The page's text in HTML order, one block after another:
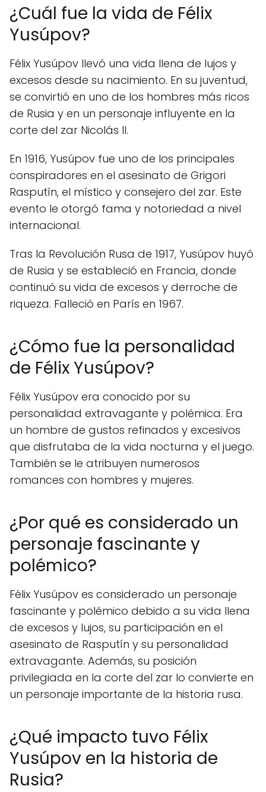
¿Cuál fue la vida de Félix
Yusúpov?
Félix Yusúpov llevó una vida llena de lujos y
excesos desde su nacimiento. En su juventud,
se convirtió en uno de los hombres más ricos
de Rusia y en un personaje influyente en la
corte del zar Nicolás II.
En 1916, Yusúpov fue uno de los principales
conspiradores en el asesinato de Grigori
Rasputín, el místico y consejero del zar. Este
evento le otorgó fama y notoriedad a nivel
internacional.
Tras la Revolución Rusa de 1917, Yusúpov huyó
de Rusia y se estableció en Francia, donde
continuó su vida de excesos y derroche de
riqueza. Falleció en París en 1967.
¿Cómo fue la personalidad
de Félix Yusúpov?
Félix Yusúpov era conocido por su
personalidad extravagante y polémica. Era
un hombre de gustos refinados y excesivos
que disfrutaba de la vida nocturna y el juego.
También se le atribuyen numerosos
romances con hombres y mujeres.
¿Por qué es considerado un
personaje fascinante y
polémico?
Félix Yusúpov es considerado un personaje
fascinante y polémico debido a su vida llena
de excesos y lujos, su participación en el
asesinato de Rasputín y su personalidad
extravagante. Además, su posición
privilegiada en la corte del zar lo convierte en
un personaje importante de la historia rusa.
¿Qué impacto tuvo Félix
Yusúpov en la historia de
Rusia?